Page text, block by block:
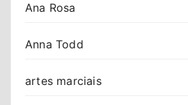
Ana Rosa
Anna Todd
artes marciais